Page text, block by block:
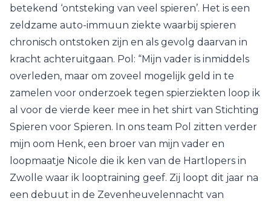
betekend ‘ontsteking van veel spieren’. Het is een
zeldzame auto-immuun ziekte waarbij spieren
chronisch ontstoken zijn en als gevolg daarvan in
kracht achteruitgaan. Pol: “Mijn vader is inmiddels
overleden, maar om zoveel mogelijk geld in te
zamelen voor onderzoek tegen spierziekten loop ik
al voor de vierde keer mee in het shirt van Stichting
Spieren voor Spieren. In ons team Pol zitten verder
mijn oom Henk, een broer van mijn vader en
loopmaatje Nicole die ik ken van de Hartlopers in
Zwolle waar ik looptraining geef. Zij loopt dit jaar na
een debuut in de Zevenheuvelennacht van